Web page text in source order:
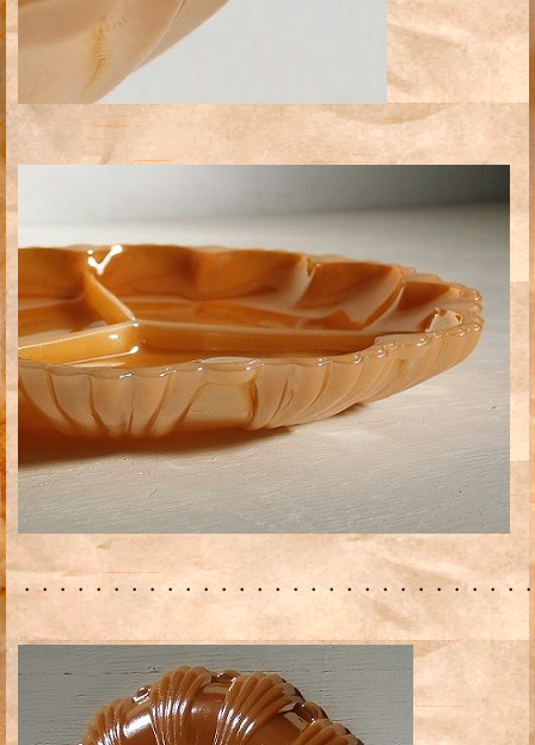
・・・・・・・・・・・・・・・・・・・・・・・・・・・